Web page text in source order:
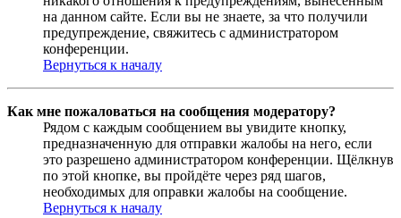
на данном сайте. Если вы не знаете, за что получили
предупреждение, свяжитесь с администратором
конференции.
Вернуться к началу
Как мне пожаловаться на сообщения модератору?
Рядом с каждым сообщением вы увидите кнопку,
предназначенную для отправки жалобы на него, если
это разрешено администратором конференции. Щёлкнув
по этой кнопке, вы пройдёте через ряд шагов,
необходимых для оправки жалобы на сообщение.
Вернуться к началу